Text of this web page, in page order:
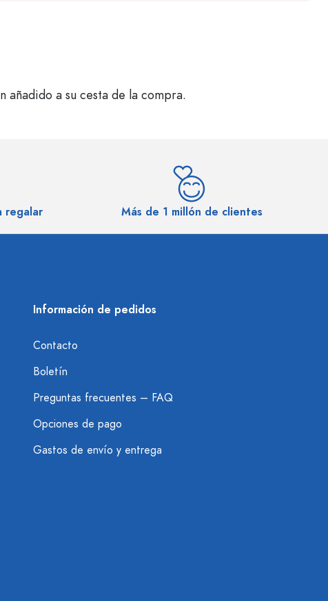
añadido a su cesta de la compra.
regalar Más de 1 millón de clientes
Información de pedidos
Contacto
Boletín
Preguntas frecuentes – FAQ
Opciones de pago
Gastos de envío y entrega